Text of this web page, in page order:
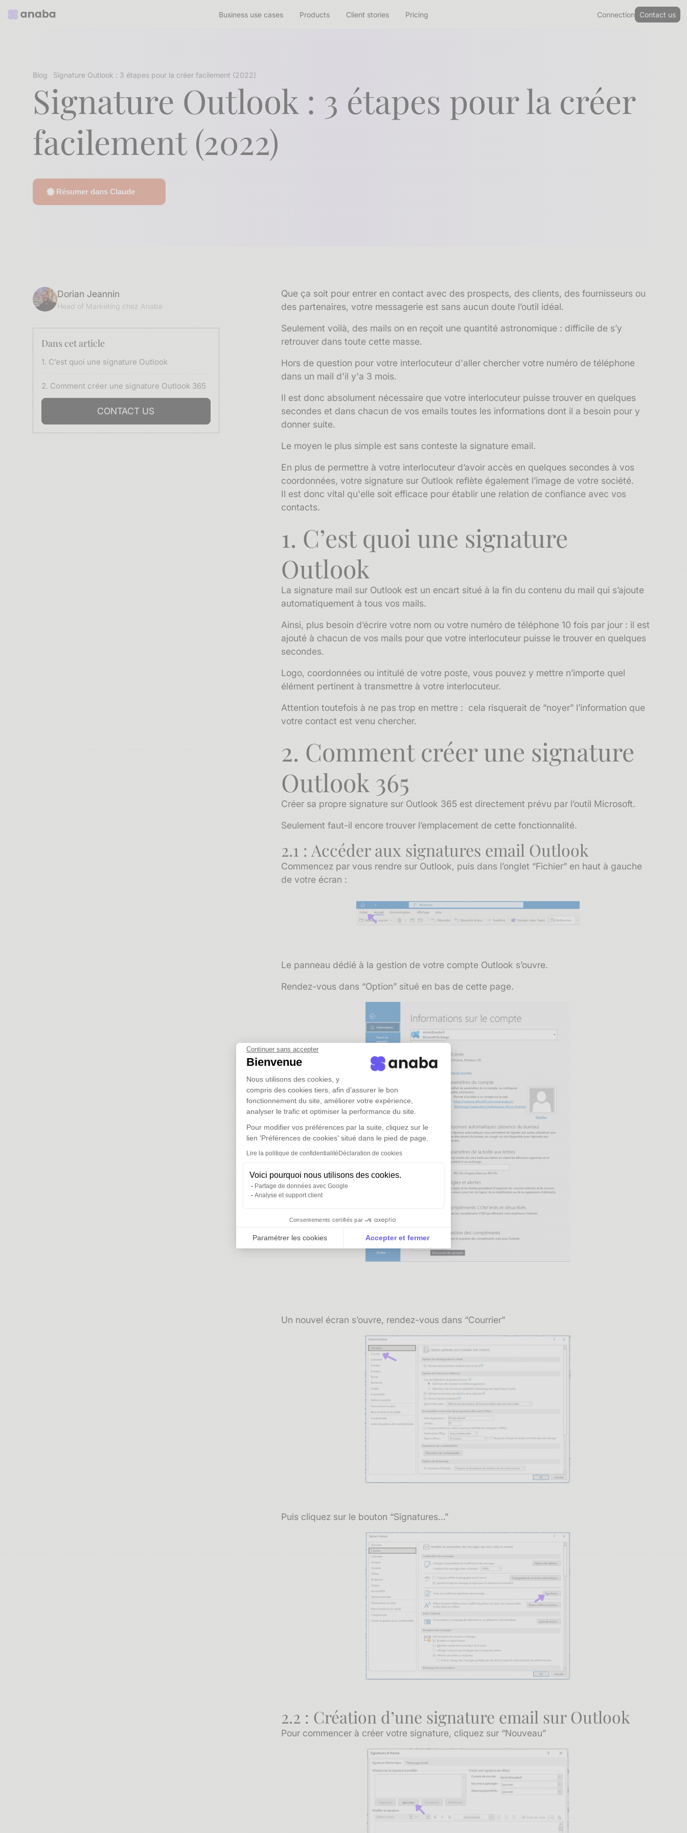
Continuer sans accepter
Bienvenue
Nous utilisons des cookies, y
compris des cookies tiers, afin d’assurer le bon
fonctionnement du site, améliorer votre expérience,
analyser le trafic et optimiser la performance du site.
Pour modifier vos préférences par la suite, cliquez sur le
lien 'Préférences de cookies' situé dans le pied de page.
Lire la politique de confidentialité Déclaration de cookies
Voici pourquoi nous utilisons des cookies.
Partage de données avec Google
Analyse et support client
Consentements certifiés par
Paramétrer les cookies Accepter et fermer
Plateforme de Gestion du Consentement : Personnalisez vos Options
Business use cases Products Client stories Pricing Connection Contact us
Blog Signature Outlook : 3 étapes pour la créer facilement (2022)
Signature Outlook : 3 étapes pour la créer
facilement (2022)
Résumer dans Claude
Dorian Jeannin
Head of Marketing chez Anaba
Dans cet article
1. C’est quoi une signature Outlook
2. Comment créer une signature Outlook 365
CONTACT US
Que ça soit pour entrer en contact avec des prospects, des clients, des fournisseurs ou
des partenaires, votre messagerie est sans aucun doute l’outil idéal.
Seulement voilà, des mails on en reçoit une quantité astronomique : difficile de s’y
retrouver dans toute cette masse.
Hors de question pour votre interlocuteur d'aller chercher votre numéro de téléphone
dans un mail d'il y'a 3 mois.
Il est donc absolument nécessaire que votre interlocuteur puisse trouver en quelques
secondes et dans chacun de vos emails toutes les informations dont il a besoin pour y
donner suite.
Le moyen le plus simple est sans conteste la signature email.
En plus de permettre à votre interlocuteur d’avoir accès en quelques secondes à vos
coordonnées, votre signature sur Outlook reflète également l’image de votre société.
Il est donc vital qu'elle soit efficace pour établir une relation de confiance avec vos
contacts.
1. C’est quoi une signature
Outlook
La signature mail sur Outlook est un encart situé à la fin du contenu du mail qui s’ajoute
automatiquement à tous vos mails.
Ainsi, plus besoin d’écrire votre nom ou votre numéro de téléphone 10 fois par jour : il est
ajouté à chacun de vos mails pour que votre interlocuteur puisse le trouver en quelques
secondes.
Logo, coordonnées ou intitulé de votre poste, vous pouvez y mettre n’importe quel
élément pertinent à transmettre à votre interlocuteur.
Attention toutefois à ne pas trop en mettre : cela risquerait de “noyer” l’information que
votre contact est venu chercher.
2. Comment créer une signature
Outlook 365
Créer sa propre signature sur Outlook 365 est directement prévu par l’outil Microsoft.
Seulement faut-il encore trouver l’emplacement de cette fonctionnalité.
2.1 : Accéder aux signatures email Outlook
Commencez par vous rendre sur Outlook, puis dans l’onglet “Fichier” en haut à gauche
de votre écran :
Le panneau dédié à la gestion de votre compte Outlook s’ouvre.
Rendez-vous dans “Option” situé en bas de cette page.
Un nouvel écran s’ouvre, rendez-vous dans “Courrier”
Puis cliquez sur le bouton “Signatures…”
2.2 : Création d’une signature email sur Outlook
Pour commencer à créer votre signature, cliquez sur “Nouveau”